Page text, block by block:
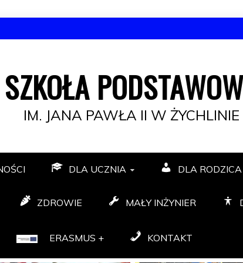
SZKOŁA
IM. JANA PAWŁA II W ŻYCHLINIE
DLA UCZNIA DLA RODZICA
ZDROWIE MAŁY INŻYNIER
ERASMUS + KONTAKT